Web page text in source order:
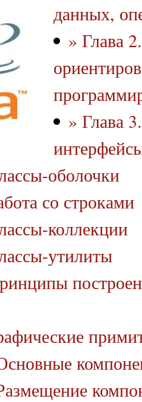
данных,
» Глава
» Глава
оболочки
со строками
коллекции
утилиты